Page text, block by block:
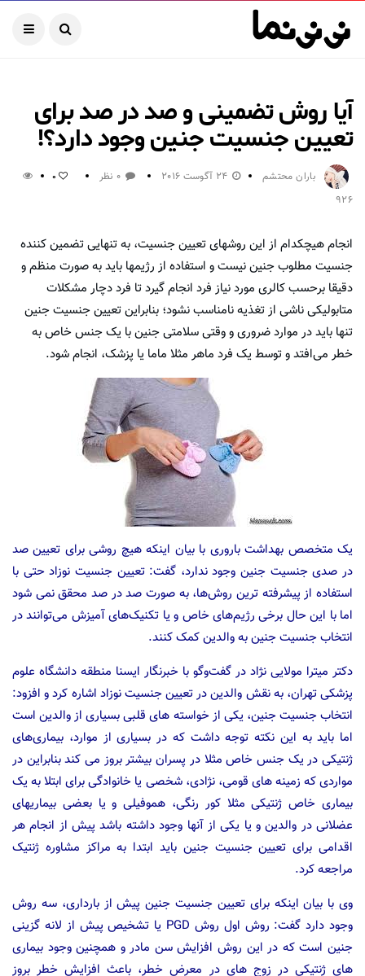
آیا روش تضمینی و صد در صد برای
تعیین جنسیت جنین وجود دارد؟!
باران محتشم 24 آگوست 2016 0 نظر 0
926
انجام هیچکدام از این روشهای تعیین جنسیت، به تنهایی تضمین کننده
جنسیت مطلوب جنین نیست و استفاده از رژیمها باید به صورت منظم و
دقیقا برحسب کالری مورد نیاز فرد انجام گیرد تا فرد دچار مشکلات
متابولیکی ناشی از تغذیه نامناسب نشود؛ بنابراین تعیین جنسیت جنین
تنها باید در موارد ضروری و وقتی سلامتی جنین با یک جنس خاص به
خطر می‌افتد و توسط یک فرد ماهر مثلا ماما یا پزشک، انجام شود.
یک متخصص بهداشت باروری با بیان اینکه هیچ روشی برای تعیین صد
در صدی جنسیت جنین وجود ندارد، گفت: تعیین جنسیت نوزاد حتی با
استفاده از پیشرفته ترین روش‌ها، به صورت صد در صد محقق نمی شود
اما با این حال برخی رژیم‌های خاص و یا تکنیک‌های آمیزش می‌توانند در
انتخاب جنسیت جنین به والدین کمک کنند.
دکتر میترا مولایی نژاد در گفت‌وگو با خبرنگار ایسنا منطقه دانشگاه علوم
پزشکی تهران، به نقش والدین در تعیین جنسیت نوزاد اشاره کرد و افزود:
انتخاب جنسیت جنین، یکی از خواسته های قلبی بسیاری از والدین است
اما باید به این نکته توجه داشت که در بسیاری از موارد، بیماری‌های
ژنتیکی در یک جنس خاص مثلا در پسران بیشتر بروز می کند بنابراین در
مواردی که زمینه های قومی، نژادی، شخصی یا خانوادگی برای ابتلا به یک
بیماری خاص ژنتیکی مثلا کور رنگی، هموفیلی و یا بعضی بیماریهای
عضلانی در والدین و یا یکی از آنها وجود داشته باشد پیش از انجام هر
اقدامی برای تعیین جنسیت جنین باید ابتدا به مراکز مشاوره ژنتیک
مراجعه کرد.
وی با بیان اینکه برای تعیین جنسیت جنین پیش از بارداری، سه روش
وجود دارد گفت: روش اول روش PGD یا تشخیص پیش از لانه گزینی
جنین است که در این روش افزایش سن مادر و همچنین وجود بیماری
های ژنتیکی در زوج های در معرض خطر، باعث افزایش خطر بروز